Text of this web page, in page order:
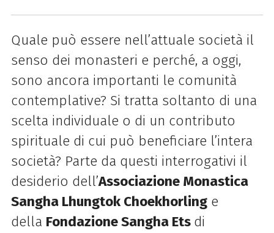
Quale può essere nell’attuale società il
senso dei monasteri e perché, a oggi,
sono ancora importanti le comunità
contemplative? Si tratta soltanto di una
scelta individuale o di un contributo
spirituale di cui può beneficiare l’intera
società? Parte da questi interrogativi il
desiderio dell’Associazione Monastica
Sangha Lhungtok Choekhorlinge
della Fondazione Sangha Ets di